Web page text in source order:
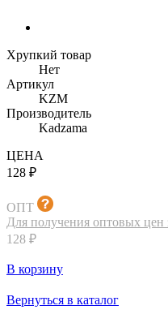
Хрупкий товар
Нет
Артикул
KZM
Производитель
Kadzama
ЦЕНА
128 ₽
ОПТ
Для получения оптовых цен
128 ₽
В корзину
Вернуться в каталог